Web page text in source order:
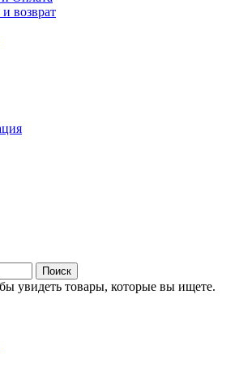
возврат
Поиск
увидеть товары, которые вы ищете.